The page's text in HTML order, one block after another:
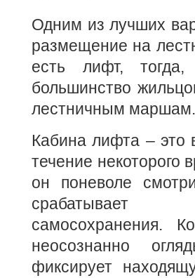
Одним из лучших
размещение на
есть лифт,
большинство
лестничным маршам.
Кабина лифта – это
течение некоторого
он поневоле
срабатывает
самосохранения.
неосознанно
фиксирует